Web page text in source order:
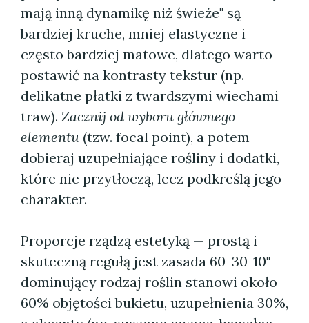
mają inną dynamikę niż świeże" są
bardziej kruche, mniej elastyczne i
często bardziej matowe, dlatego warto
postawić na kontrasty tekstur (np.
delikatne płatki z twardszymi wiechami
traw). Zacznij od wyboru głównego
elementu (tzw. focal point), a potem
dobieraj uzupełniające rośliny i dodatki,
które nie przytłoczą, lecz podkreślą jego
charakter.
Proporcje rządzą estetyką — prostą i
skuteczną regułą jest zasada 60-30-10"
dominujący rodzaj roślin stanowi około
60% objętości bukietu, uzupełnienia 30%,